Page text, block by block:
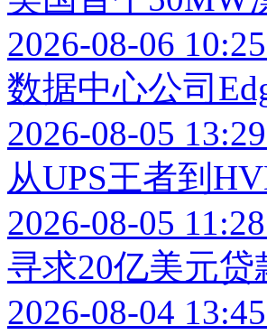
2026-08-06
数据中心公司
2026-08-05
从UPS王者到
2026-08-05
寻求20亿美元贷
2026-08-04